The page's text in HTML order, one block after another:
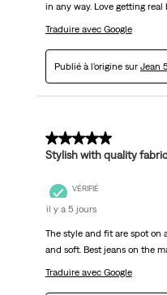
in any way. Love getting real
Traduire avec Google
Publié à l'origine sur Jean
5 sur 5 étoiles.
Stylish with quality
VÉRIFIÉ
il y a 5 jours
The style and fit are spot on
and soft. Best jeans on the
Traduire avec Google